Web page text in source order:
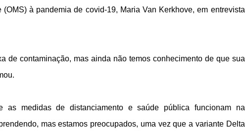
à pandemia de covid-19, Maria Van Kerkhove, em entrevista
de contaminação, mas ainda não temos conhecimento de que sua
as medidas de distanciamento e saúde pública funcionam na
mas estamos preocupados, uma vez que a variante Delta